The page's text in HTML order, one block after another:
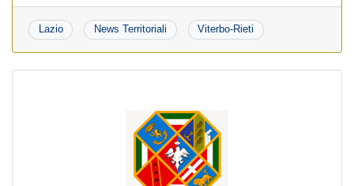
Lazio News Territoriali Viterbo-Rieti